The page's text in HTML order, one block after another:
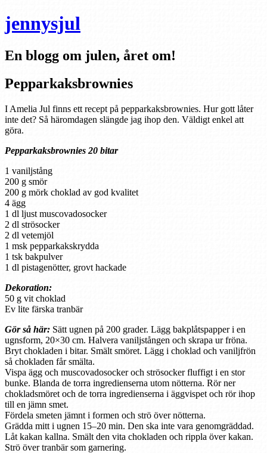
jennysjul
En blogg om julen, året om!
Pepparkaksbrownies
I Amelia Jul finns ett recept på pepparkaksbrownies. Hur gott låter
inte det? Så häromdagen slängde jag ihop den. Väldigt enkel att
göra.
Pepparkaksbrownies 20 bitar
1 vaniljstång
200 g smör
200 g mörk choklad av god kvalitet
4 ägg
1 dl ljust muscovadosocker
2 dl strösocker
2 dl vetemjöl
1 msk pepparkakskrydda
1 tsk bakpulver
1 dl pistagenötter, grovt hackade
Dekoration:
50 g vit choklad
Ev lite färska tranbär
Gör så här: Sätt ugnen på 200 grader. Lägg bakplåtspapper i en
ugnsform, 20×30 cm. Halvera vaniljstången och skrapa ur fröna.
Bryt chokladen i bitar. Smält smöret. Lägg i choklad och vaniljfrön
så chokladen får smälta.
Vispa ägg och muscovadosocker och strösocker fluffigt i en stor
bunke. Blanda de torra ingredienserna utom nötterna. Rör ner
chokladsmöret och de torra ingredienserna i äggvispet och rör ihop
till en jämn smet.
Fördela smeten jämnt i formen och strö över nötterna.
Grädda mitt i ugnen 15–20 min. Den ska inte vara genomgräddad.
Låt kakan kallna. Smält den vita chokladen och rippla över kakan.
Strö över tranbär som garnering.